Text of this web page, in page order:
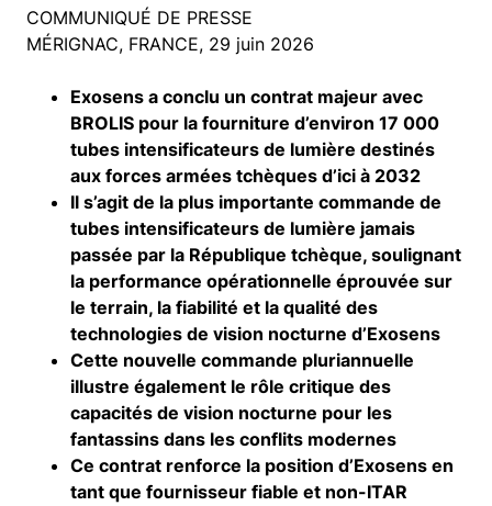
COMMUNIQUÉ DE PRESSE
MÉRIGNAC, FRANCE, 29 juin 2026
Exosens a conclu un contrat majeur avec
BROLIS pour la fourniture d’environ 17 000
tubes intensificateurs de lumière destinés
aux forces armées tchèques d’ici à 2032
Il s’agit de la plus importante commande de
tubes intensificateurs de lumière jamais
passée par la République tchèque, soulignant
la performance opérationnelle éprouvée sur
le terrain, la fiabilité et la qualité des
technologies de vision nocturne d’Exosens
Cette nouvelle commande pluriannuelle
illustre également le rôle critique des
capacités de vision nocturne pour les
fantassins dans les conflits modernes
Ce contrat renforce la position d’Exosens en
tant que fournisseur fiable et non-ITAR